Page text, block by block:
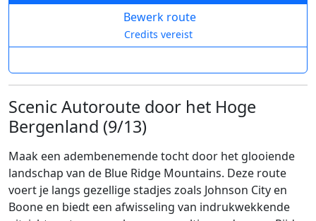
Bewerk route
Credits vereist
Scenic Autoroute door het Hoge
Bergenland (9/13)
Maak een adembenemende tocht door het glooiende
landschap van de Blue Ridge Mountains. Deze route
voert je langs gezellige stadjes zoals Johnson City en
Boone en biedt een afwisseling van indrukwekkende